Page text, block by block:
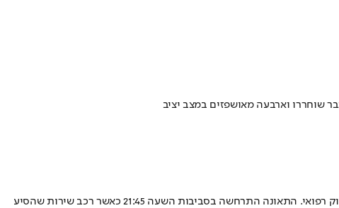
שוחררו וארבעה מאושפזים במצב יציב
תאונה קשה מחוץ למחנה SCHI בהולי, פנסילבניה, שלחה אמש (ראשון) תריסר מדריכים וחברי צוות חרדים לבית החולים, כולל שניים שפונו במסוק רפואי. התאונה התרחשה בסביבות השעה 21:45 כאשר רכב שירות שהסיע